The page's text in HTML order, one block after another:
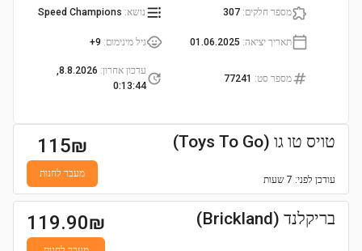
מספר חלקים:
307 נושא:
Speed Champions
תאריך יציאה:
01.06.2025 גיל מינימום:
9+
מספר סט:
77241
עדכון אחרון:
8.8.2026,
0:13:44
טויס טו גו (Toys To Go)
עודכן לפני: 7 שעות
115₪
מעבר לחנות
בריקלנד (Brickland) 119.90₪